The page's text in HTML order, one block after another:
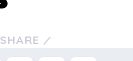
SHARE